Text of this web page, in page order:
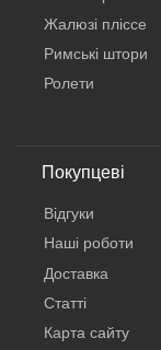
Жалюзі пліссе
Римські штори
Ролети
Покупцеві
Відгуки
Наші роботи
Доставка
Статті
Карта сайту